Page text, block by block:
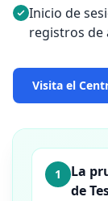
Inicio de
registros de
Visita el
1
La
de